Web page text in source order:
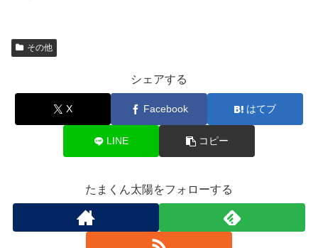
その他
シェアする
X Facebook はてブ
LINE コピー
たまくん太陽をフォローする